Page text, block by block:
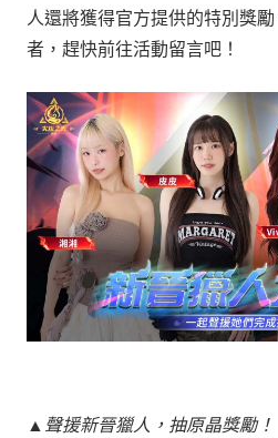
人還將獲得官方提供的特別獎
者，趕快前往活動留言吧！
▲聲援新晉獵人，抽原晶獎勵！